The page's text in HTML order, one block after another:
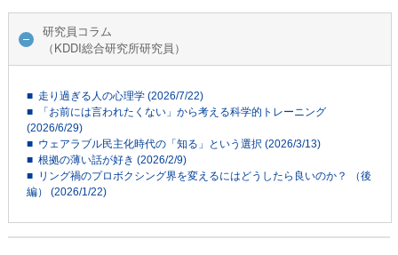
研究員コラム
（KDDI総合研究所研究員）
■ 走り過ぎる人の心理学 (2026/7/22)
■ 「お前には言われたくない」から考える科学的トレーニング
(2026/6/29)
■ ウェアラブル民主化時代の「知る」という選択 (2026/3/13)
■ 根拠の薄い話が好き (2026/2/9)
■ リング禍のプロボクシング界を変えるにはどうしたら良いのか？ （後
編） (2026/1/22)